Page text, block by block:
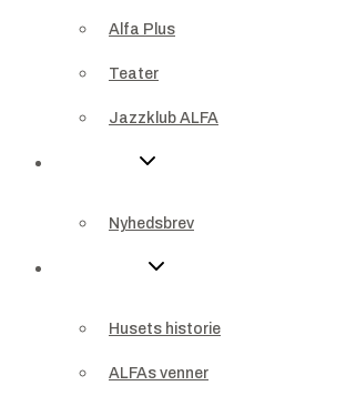
Jazzklub ALFA
Nyheder
Udstillinger i foyeren
Bestyrelse og vedtægter
Alfa Plus
Teater
Jazzklub ALFA
Nyhedsbrev
Husets historie
ALFAs venner